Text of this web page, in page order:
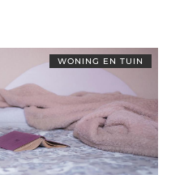
WONING EN TUIN